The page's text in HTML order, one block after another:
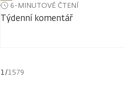
6-MINUTOVÉ ČTENÍ
Týdenní komentář
1/1579